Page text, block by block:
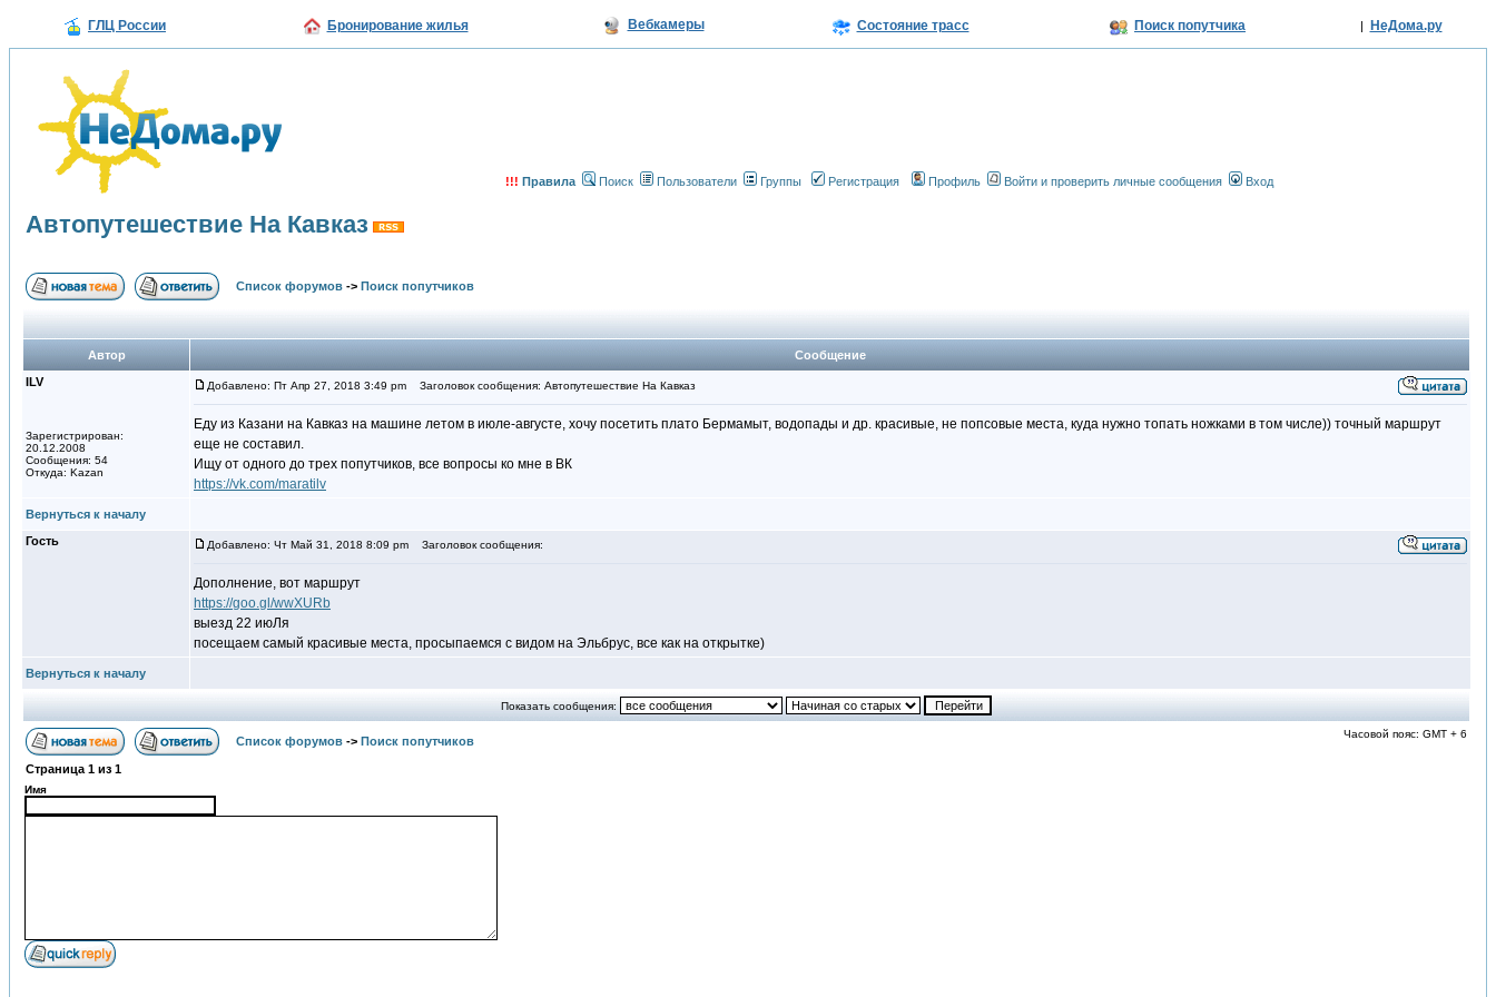
ГЛЦ России Бронирование жилья Вебкамеры Состояние трасс Поиск попутчика | НеДома.ру
!!! Правила Поиск Пользователи Группы Регистрация Профиль Войти и проверить личные сообщения Вход
Автопутешествие На Кавказ
Список форумов -> Поиск попутчиков
Автор
Сообщение
ILV
Зарегистрирован:
20.12.2008
Сообщения: 54
Откуда: Kazan
Добавлено: Пт Апр 27, 2018 3:49 pm Заголовок сообщения: Автопутешествие На Кавказ
Еду из Казани на Кавказ на машине летом в июле-августе, хочу посетить плато Бермамыт, водопады и др. красивые, не попсовые места, куда нужно топать ножками в том числе)) точный маршрут
еще не составил.
Ищу от одного до трех попутчиков, все вопросы ко мне в ВК
https://vk.com/maratilv
Вернуться к началу
Гость
Добавлено: Чт Май 31, 2018 8:09 pm Заголовок сообщения:
Дополнение, вот маршрут
https://goo.gl/wwXURb
выезд 22 июЛя
посещаем самый красивые места, просыпаемся с видом на Эльбрус, все как на открытке)
Вернуться к началу
Показать сообщения:
Список форумов -> Поиск попутчиков
Часовой пояс: GMT + 6
Страница 1 из 1
Имя